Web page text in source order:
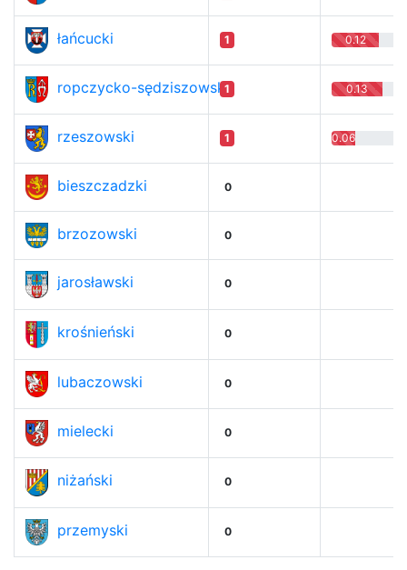
łańcucki 1 0.12
ropczycko-sędziszowski
1 0.13
rzeszowski 1 0.06
bieszczadzki 0
brzozowski 0
jarosławski 0
krośnieński 0
lubaczowski 0
mielecki 0
niżański 0
przemyski 0